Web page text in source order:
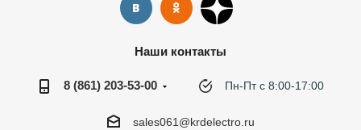
Наши контакты
8 (861) 203-53-00 Пн-Пт с 8:00-17:00
sales061@krdelectro.ru